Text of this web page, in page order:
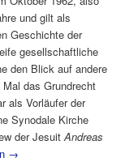
und gilt als
Geschichte der
gesellschaftliche
den Blick auf andere
das Grundrecht
als Vorläufer der
Synodale Kirche
der JesuitAndreas
→